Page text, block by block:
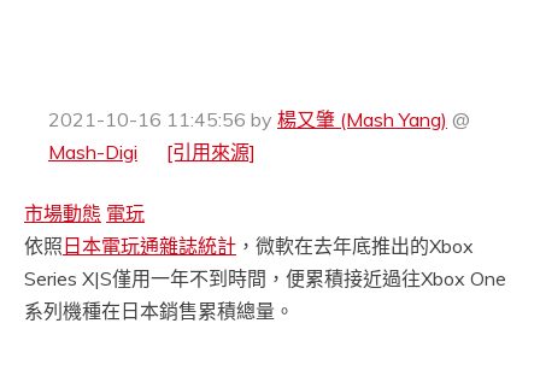
2021-10-16 11:45:56 by 楊又肇 (Mash Yang) @
Mash-Digi
[引用來源]
市場動態 電玩
依照 日本電玩通雜誌統計 ，微軟在去年底推出的Xbox
Series X|S僅用一年不到時間，便累積接近過往Xbox One
系列機種在日本銷售累積總量。